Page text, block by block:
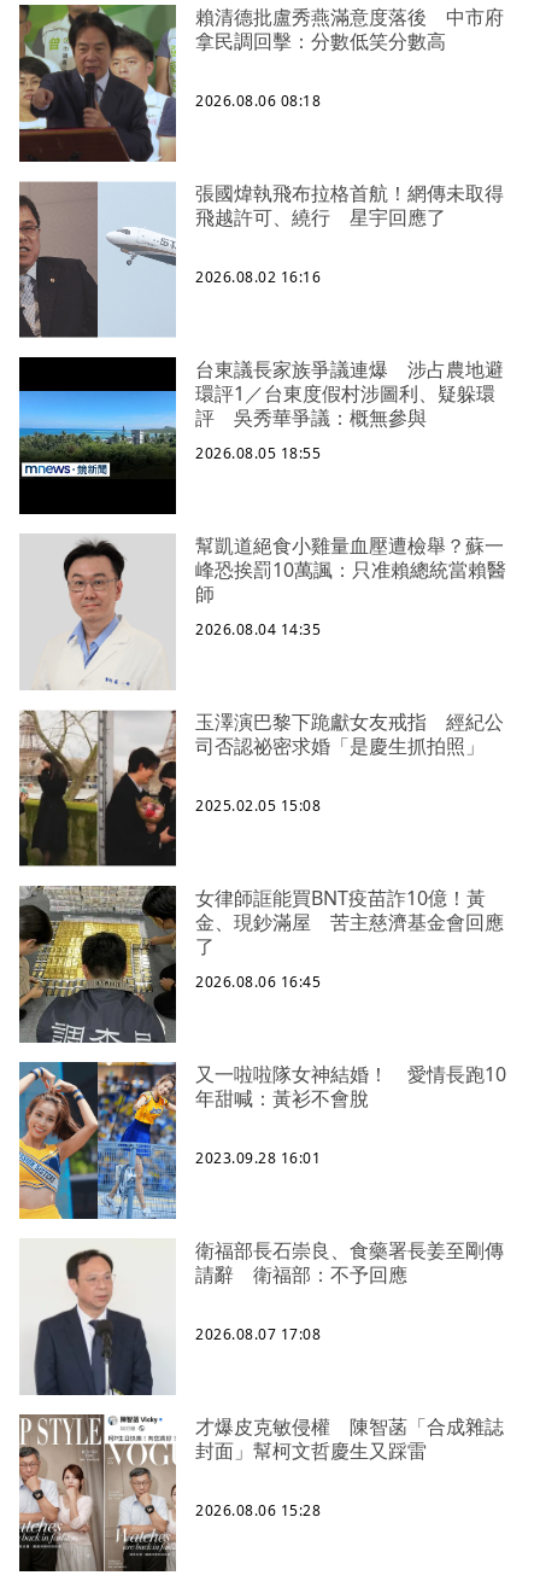
賴清德批盧秀燕滿意度落後 中市府
拿民調回擊：分數低笑分數高
2026.08.06 08:18
張國煒執飛布拉格首航！網傳未取得
飛越許可、繞行 星宇回應了
2026.08.02 16:16
台東議長家族爭議連爆 涉占農地避
環評1／台東度假村涉圖利、疑躲環
評 吳秀華爭議：概無參與
2026.08.05 18:55
幫凱道絕食小雞量血壓遭檢舉？蘇一
峰恐挨罰10萬諷：只准賴總統當賴醫
師
2026.08.04 14:35
玉澤演巴黎下跪獻女友戒指 經紀公
司否認祕密求婚「是慶生抓拍照」
2025.02.05 15:08
女律師誆能買BNT疫苗詐10億！黃
金、現鈔滿屋 苦主慈濟基金會回應
了
2026.08.06 16:45
又一啦啦隊女神結婚！ 愛情長跑10
年甜喊：黃衫不會脫
2023.09.28 16:01
衛福部長石崇良、食藥署長姜至剛傳
請辭 衛福部：不予回應
2026.08.07 17:08
才爆皮克敏侵權 陳智菡「合成雜誌
封面」幫柯文哲慶生又踩雷
2026.08.06 15:28